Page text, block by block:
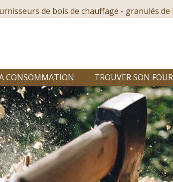
de bois de chauffage - granulés
CONSOMMATION TROUVER SON